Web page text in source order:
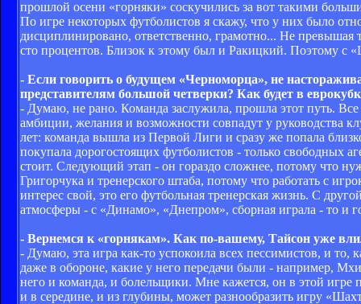
прошлой осени «горняки» соскучились за вот такими
По игре некоторых футболистов я скажу, что у них было
дисциплинировано, ответственно, грамотно... Не превышая
сто процентов. Близок к этому был и Ракицкий. Поэтому с
- Если говорить о будущем «Черноморца», не
представителям большой четверки? Как будет в
- Думаю, не рано. Команда заслужила, прошла этот путь.
амбиции, желания и возможности совпадут у руководства
лет: команда вышла из Первой Лиги и сразу же попала
покупала дорогостоящих футболистов - только свободных
стоит. Следующий этап - он гораздо сложнее, потому что
Григорчука и тренерского штаба, потому что работать с
интерес свой, это его футбольная тренерская жизнь. С
атмосферы - с «Динамо», «Днепром», сборная играла - то и
- Вернемся к «горнякам». Как по-вашему, Тайсон уже
- Думаю, эта игра как-то успокоила всех пессимистов, и
даже в обороне, какие у него передачи были - например,
него и команда, и болельщики. Мне кажется, он в этой игре
и в середине, и из глубины, может разнообразить игру